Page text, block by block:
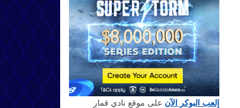
إلعب البوكر الآن على موقع نادي قمار